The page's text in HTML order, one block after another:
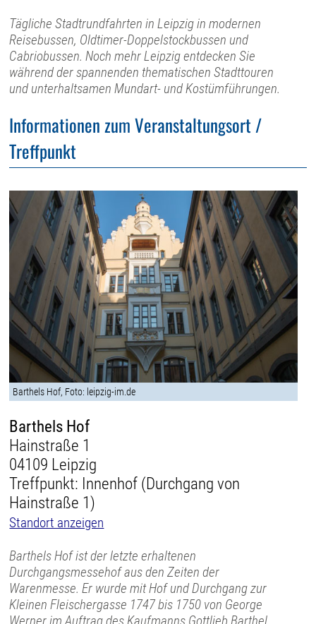
Tägliche Stadtrundfahrten in Leipzig in modernen
Reisebussen, Oldtimer-Doppelstockbussen und
Cabriobussen. Noch mehr Leipzig entdecken Sie
während der spannenden thematischen Stadttouren
und unterhaltsamen Mundart- und Kostümführungen.
Informationen zum Veranstaltungsort /
Treffpunkt
Barthels Hof, Foto: leipzig-im.de
Barthels Hof
Hainstraße 1
04109 Leipzig
Treffpunkt: Innenhof (Durchgang von
Hainstraße 1)
Standort anzeigen
Barthels Hof ist der letzte erhaltenen
Durchgangsmessehof aus den Zeiten der
Warenmesse. Er wurde mit Hof und Durchgang zur
Kleinen Fleischergasse 1747 bis 1750 von George
Werner im Auftrag des Kaufmanns Gottlieb Barthel